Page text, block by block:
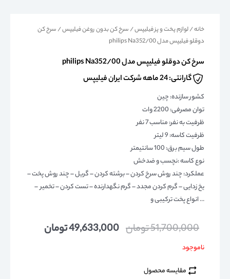
خانه/لوازم پخت و پز فیلیپس/ سرخ کن بدون روغن فیلیپس/ سرخ کن
دوقلو فیلیپس مدل philips Na352/00
سرخ کن دوقلو فیلیپس مدل philips Na352/00
گارانتی: 24 ماهه شرکت ایران فیلیپس
کشور سازنده: چین
توان مصرفی: 2200 وات
ظرفیت به نفر: مناسب 7 نفر
ظرفیت کاسه: 9 لیتر
طول سیم برق: 100 سانتیمتر
نوع کاسه :نچسب و ضدخش
عملکرد: چند روش سرخ کردن – برشته کردن – گریل – چند روش پخت –
یخ زدایی – گرم کردن مجدد – گرم نگهدارنده – تست کردن – تخمیر –
انواع پخت ترکیبی و …
51,700,000تومان 49,633,000تومان
ناموجود
مقایسه محصول